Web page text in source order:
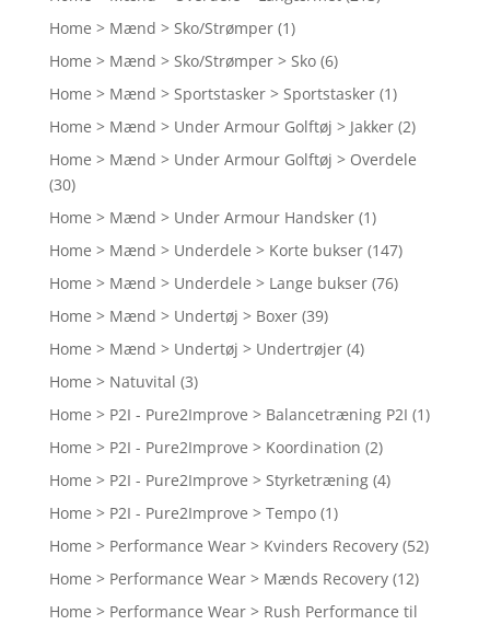
Home > Mænd > Sko/Strømper (1)
Home > Mænd > Sko/Strømper > Sko (6)
Home > Mænd > Sportstasker > Sportstasker (1)
Home > Mænd > Under Armour Golftøj > Jakker (2)
Home > Mænd > Under Armour Golftøj > Overdele
(30)
Home > Mænd > Under Armour Handsker (1)
Home > Mænd > Underdele > Korte bukser (147)
Home > Mænd > Underdele > Lange bukser (76)
Home > Mænd > Undertøj > Boxer (39)
Home > Mænd > Undertøj > Undertrøjer (4)
Home > Natuvital (3)
Home > P2I - Pure2Improve > Balancetræning P2I (1)
Home > P2I - Pure2Improve > Koordination (2)
Home > P2I - Pure2Improve > Styrketræning (4)
Home > P2I - Pure2Improve > Tempo (1)
Home > Performance Wear > Kvinders Recovery (52)
Home > Performance Wear > Mænds Recovery (12)
Home > Performance Wear > Rush Performance til